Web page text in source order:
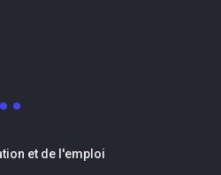
et de l'emploi